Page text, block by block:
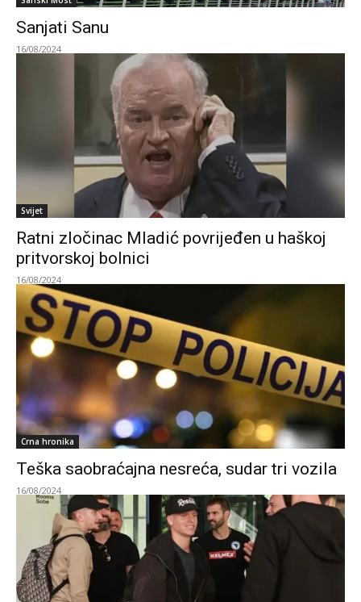
Sanjati Sanu
16/08/2024
Svijet
Ratni zločinac Mladić povrijeđen u haškoj
pritvorskoj bolnici
16/08/2024
Crna hronika
Teška saobraćajna nesreća, sudar tri vozila
16/08/2024